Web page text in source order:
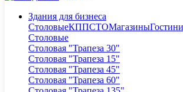
Здания для бизнеса
СтоловыеКППСТОМагазины
Столовые
Столовая "Трапеза 30"
Столовая "Трапеза 15"
Столовая "Трапеза 45"
Столовая "Трапеза 60"